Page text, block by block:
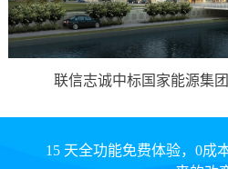
联信志诚中标国家能源集
15 天全功能免费体验，0成